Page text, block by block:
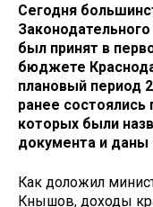
Сегодня
был принят в
бюджете
плановый период
ранее состоялись
которых были
документа и даны
Как доложил
Кнышов, доходы